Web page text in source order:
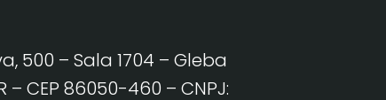
500 – Sala 1704 – Gleba
– CEP 86050-460 – CNPJ: